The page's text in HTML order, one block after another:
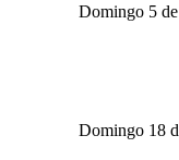
Domingo 5
Domingo 18